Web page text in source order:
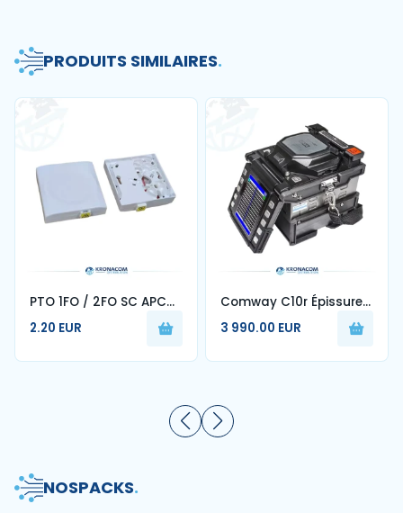
PRODUITS SIMILAIRES.
PTO 1FO / 2FO SC APC
monomode pour
français FTTH prise
2.20 EUR
Comway C10r Épissure
de fibre optique à
ruban pour 1-12 cœurs
automatique 70r 88r
3 990.00 EUR
NOSPACKS.